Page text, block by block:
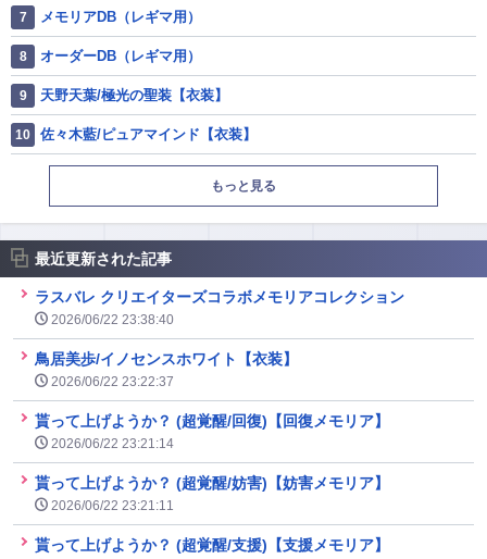
メモリアDB（レギマ用）
オーダーDB（レギマ用）
天野天葉/極光の聖装【衣装】
佐々木藍/ピュアマインド【衣装】
もっと見る
最近更新された記事
ラスバレ クリエイターズコラボメモリアコレクション
2026/06/22 23:38:40
鳥居美歩/イノセンスホワイト【衣装】
2026/06/22 23:22:37
貰って上げようか？ (超覚醒/回復)【回復メモリア】
2026/06/22 23:21:14
貰って上げようか？ (超覚醒/妨害)【妨害メモリア】
2026/06/22 23:21:11
貰って上げようか？ (超覚醒/支援)【支援メモリア】